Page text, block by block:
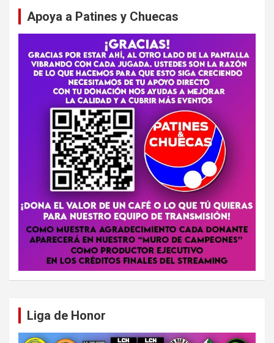
Apoya a Patines y Chuecas
Liga de Honor